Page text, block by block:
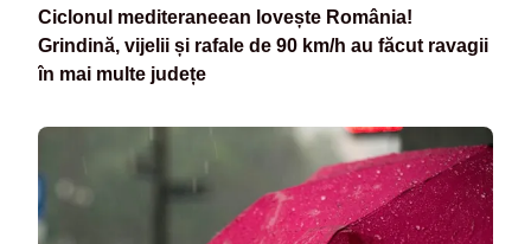
Ciclonul mediteraneean lovește România!
Grindină, vijelii și rafale de 90 km/h au făcut ravagii
în mai multe județe